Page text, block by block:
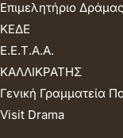
Επιμελητήριο Δράμας
ΚΕΔΕ
Ε.Ε.Τ.Α.Α.
ΚΑΛΛΙΚΡΑΤΗΣ
Γενική Γραμματεία
Visit Drama